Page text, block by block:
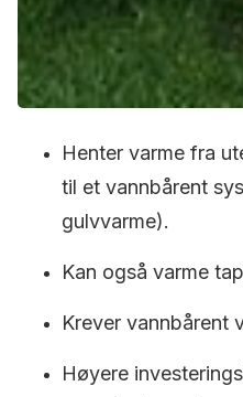
Henter varme fra
til et vannbårent
gulvvarme).
Kan også varme
Krever vannbårent
Høyere